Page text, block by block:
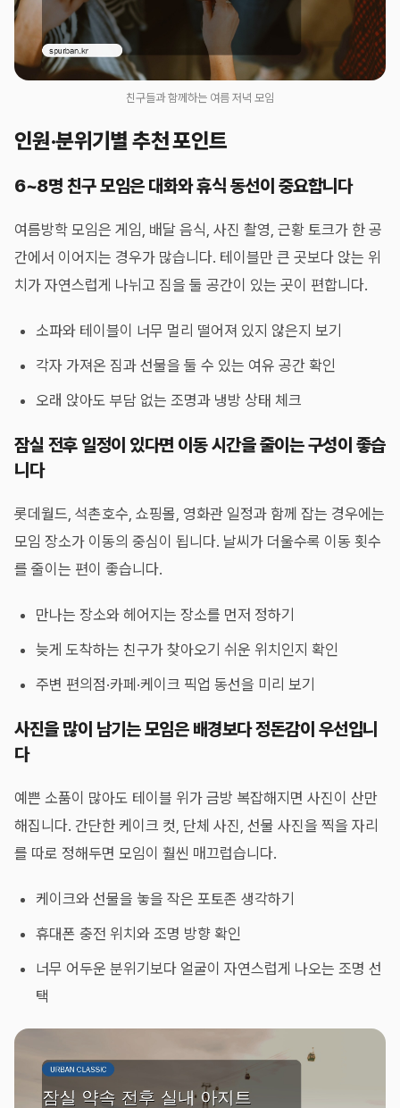
친구들과 함께하는 여름 저녁 모임
인원·분위기별 추천 포인트
6~8명 친구 모임은 대화와 휴식 동선이 중요합니다
여름방학 모임은 게임, 배달 음식, 사진 촬영, 근황 토크가 한 공
간에서 이어지는 경우가 많습니다. 테이블만 큰 곳보다 앉는 위
치가 자연스럽게 나뉘고 짐을 둘 공간이 있는 곳이 편합니다.
소파와 테이블이 너무 멀리 떨어져 있지 않은지 보기
각자 가져온 짐과 선물을 둘 수 있는 여유 공간 확인
오래 앉아도 부담 없는 조명과 냉방 상태 체크
잠실 전후 일정이 있다면 이동 시간을 줄이는 구성이 좋습
니다
롯데월드, 석촌호수, 쇼핑몰, 영화관 일정과 함께 잡는 경우에는
모임 장소가 이동의 중심이 됩니다. 날씨가 더울수록 이동 횟수
를 줄이는 편이 좋습니다.
만나는 장소와 헤어지는 장소를 먼저 정하기
늦게 도착하는 친구가 찾아오기 쉬운 위치인지 확인
주변 편의점·카페·케이크 픽업 동선을 미리 보기
사진을 많이 남기는 모임은 배경보다 정돈감이 우선입니
다
예쁜 소품이 많아도 테이블 위가 금방 복잡해지면 사진이 산만
해집니다. 간단한 케이크 컷, 단체 사진, 선물 사진을 찍을 자리
를 따로 정해두면 모임이 훨씬 매끄럽습니다.
케이크와 선물을 놓을 작은 포토존 생각하기
휴대폰 충전 위치와 조명 방향 확인
너무 어두운 분위기보다 얼굴이 자연스럽게 나오는 조명 선
택